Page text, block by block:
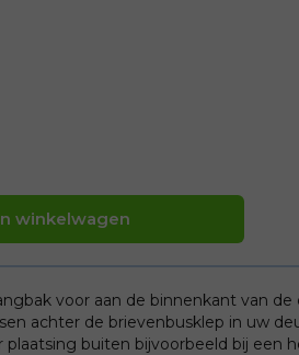
winkelwagen
voor aan de binnenkant van de
achter de brievenbusklep in uw
buiten bijvoorbeeld bij een